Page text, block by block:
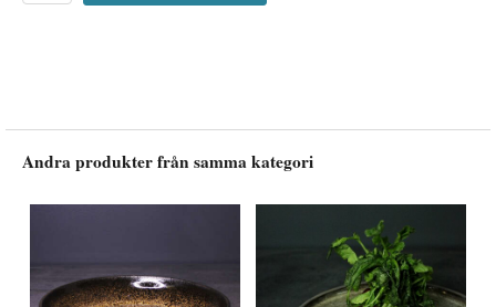
Andra produkter från samma kategori